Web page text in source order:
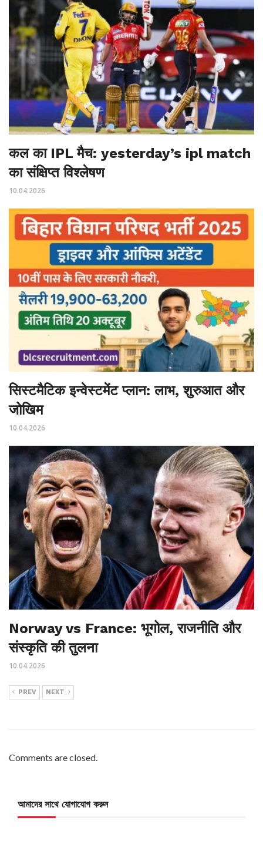
कल का IPL मैच: yesterday’s ipl match
का संक्षिप्त विश्लेषण
10.04.2026
सिस्टमैटिक इन्वेस्टमेंट प्लान: लाभ, शुरुआत और
जोखिम
10.04.2026
Norway vs France: भूगोल, राजनीति और
संस्कृति की तुलना
10.04.2026
PREV NEXT
Comments are closed.
আমাদের সাথে যোগাযোগ করুন